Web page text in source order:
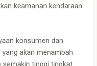
keamanan kendaraan
konsumen dan
akan menambah
semakin tinggi tingkat